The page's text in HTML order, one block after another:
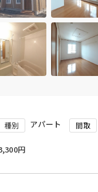
種別 アパート 間取
円